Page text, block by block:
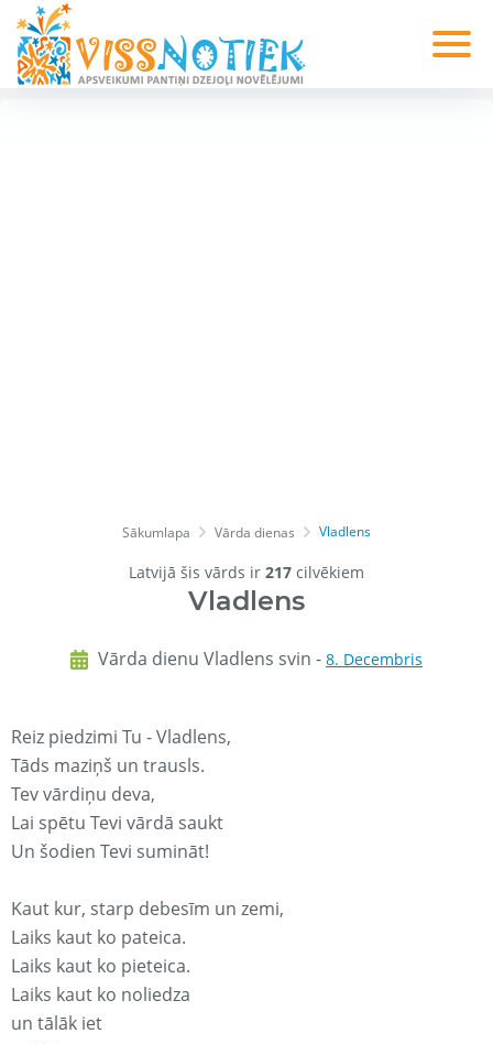
Sākumlapa Vārda dienas Vladlens
Latvijā šis vārds ir 217 cilvēkiem
Vladlens
Vārda dienu Vladlens svin - 8. Decembris
Reiz piedzimi Tu - Vladlens,
Tāds maziņš un trausls.
Tev vārdiņu deva,
Lai spētu Tevi vārdā saukt
Un šodien Tevi sumināt!
Kaut kur, starp debesīm un zemi,
Laiks kaut ko pateica.
Laiks kaut ko pieteica.
Laiks kaut ko noliedza
un tālāk iet